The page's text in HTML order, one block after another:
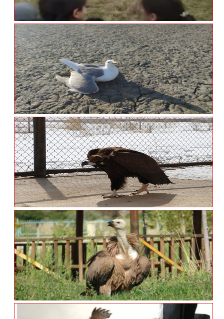
Van'daki Öğrenciler 'yaban Hayatı'
Konusunda Bilgilendirildi
Van'daki Martı Ölümlerinin Ölüm Nedeni
Açlık Ve Stres
Prof.Dr. Aslan: Hasta Hayvan Sayısı 5'e
Katlandı!